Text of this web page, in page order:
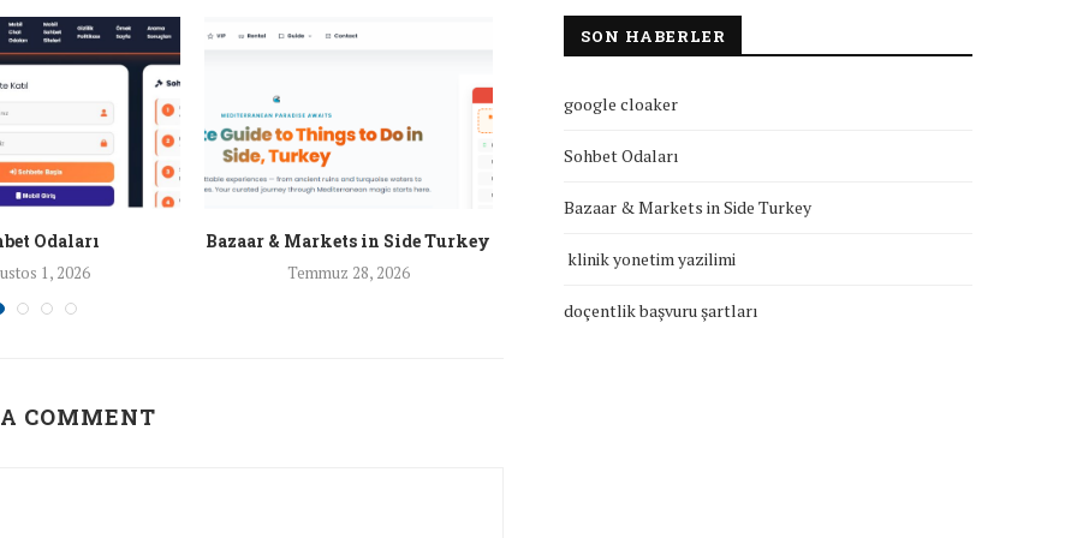
Odaları
1, 2026
Bazaar & Markets in Side Turkey
Temmuz 28, 2026 Temmuz 27, 2026
COMMENT
SON HABERLER
google cloaker
Sohbet Odaları
Bazaar & Markets in Side Turkey
klinik yonetim yazilimi
doçentlik başvuru şartları